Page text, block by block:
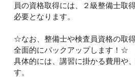
員の資格取得には、２級整備士取
必要となります。
☆なお、整備士や検査員資格の取
全面的にバックアップします！☆
具体的には、講習に掛かる費用や
す。